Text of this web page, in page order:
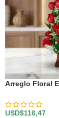
Arreglo Floral
USD$116,47